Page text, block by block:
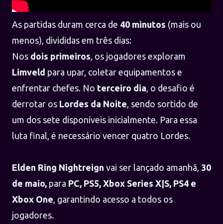
As partidas duram cerca de 40 minutos (mais ou
menos), divididas em três dias:
Nos dois primeiros, os jogadores exploram
Limveld para upar, coletar equipamentos e
enfrentar chefes. No terceiro dia, o desafio é
derrotar os Lordes da Noite, sendo sortido de
um dos sete disponíveis inicialmente. Para essa
luta final, é necessário vencer quatro Lordes.
Elden Ring Nightreign vai ser lançado amanhã, 30
de maio, para PC, PS5, Xbox Series X|S, PS4 e
Xbox One, garantindo acesso a todos os
jogadores.